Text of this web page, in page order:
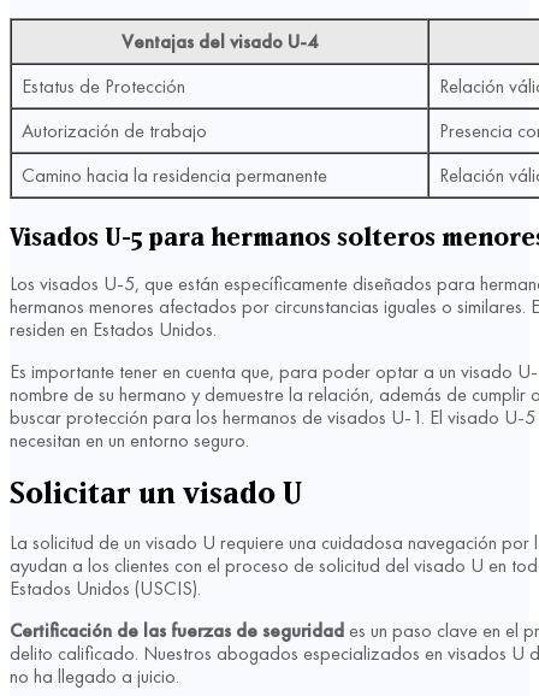
Ventajas del visado U-4
Estatus de Protección
Relación
Autorización de trabajo
Presencia
Camino hacia la residencia permanente
Relación
Visados U-5 para hermanos solteros
Los visados U-5, que están específicamente diseñados para
hermanos menores afectados por circunstancias iguales o
residen en Estados Unidos.
Es importante tener en cuenta que, para poder optar a un visado
nombre de su hermano y demuestre la relación, además de
buscar protección para los hermanos de visados U-1. El visado U-
necesitan en un entorno seguro.
Solicitar un visado U
La solicitud de un visado U requiere una cuidadosa navegación
ayudan a los clientes con el proceso de solicitud del visado U en
Estados Unidos (USCIS).
Certificación de las fuerzas de seguridades un paso clave en el
delito calificado. Nuestros abogados especializados en visados U
no ha llegado a juicio.